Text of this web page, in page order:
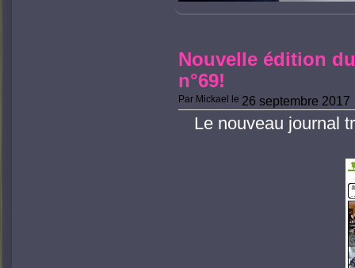
Nouvelle édition
n°69!
Par Mickael le 26 septembre 2017
Le nouveau journal